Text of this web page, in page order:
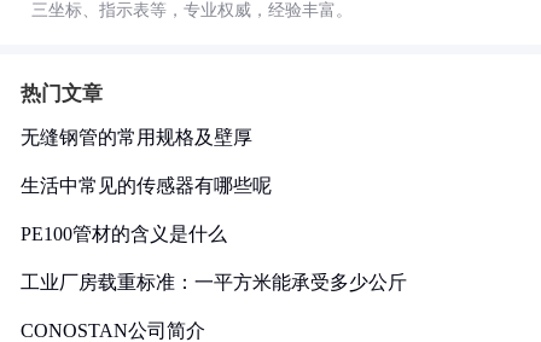
三坐标、指示表等，专业权威，经验丰富。
热门文章
无缝钢管的常用规格及壁厚
生活中常见的传感器有哪些呢
PE100管材的含义是什么
工业厂房载重标准：一平方米能承受多少公斤
CONOSTAN公司简介